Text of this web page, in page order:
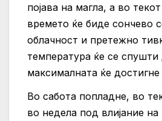
појава на магла, а во
времето ќе биде сончево
облачност и претежно
температура ќе се
максималната ќе
Во сабота попладне, во
во недела под влијание